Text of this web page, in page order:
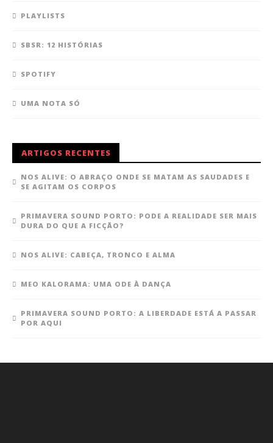
PLAYLISTS
SBSR: 12 HISTÓRIAS
SPOTIFY
UMA NOTA SÓ
ARTIGOS RECENTES
NOS ALIVE: O ABRAÇO ONDE SE MATAM AS SAUDADES E
SE AGITAM OS CORPOS
PRIMAVERA SOUND PORTO: PODE A REALIDADE SER MAIS
DURA DO QUE A FICÇÃO?
NOS ALIVE: CABEÇA, TRONCO E ALMA
MEO KALORAMA: UMA ODE À DANÇA
PRIMAVERA SOUND PORTO: A LIBERDADE ESTÁ A PASSAR
POR AQUI